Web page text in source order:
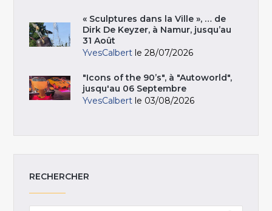
« Sculptures dans la Ville », … de
Dirk De Keyzer, à Namur, jusqu’au
31 Août
YvesCalbert le 28/07/2026
"Icons of the 90’s", à "Autoworld",
jusqu'au 06 Septembre
YvesCalbert le 03/08/2026
RECHERCHER